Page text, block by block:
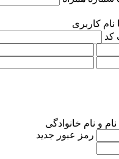
نام کاربری
کد
نام و نام خانوادگی
رمز عبور جدید